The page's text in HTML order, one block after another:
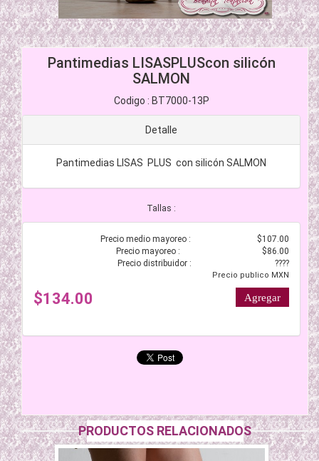
Pantimedias LISASPLUScon silicón
SALMON
Codigo : BT7000-13P
Detalle
Pantimedias LISAS PLUS con silicón SALMON
Tallas :
Precio medio mayoreo :
$107.00
Precio mayoreo :
$86.00
Precio distribuidor :
????
Precio publico MXN
$134.00
PRODUCTOS RELACIONADOS